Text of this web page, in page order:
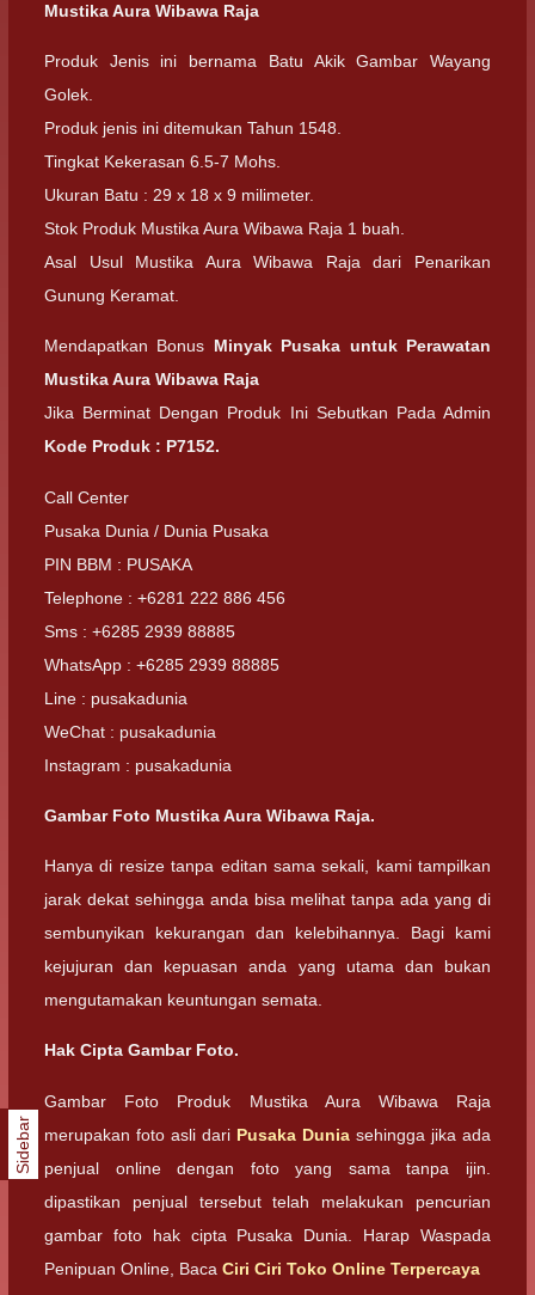
Mustika Aura Wibawa Raja
Produk Jenis ini bernama Batu Akik Gambar Wayang
Golek.
Produk jenis ini ditemukan Tahun 1548.
Tingkat Kekerasan 6.5-7 Mohs.
Ukuran Batu : 29 x 18 x 9 milimeter.
Stok Produk Mustika Aura Wibawa Raja 1 buah.
Asal Usul Mustika Aura Wibawa Raja dari Penarikan
Gunung Keramat.
Mendapatkan Bonus Minyak Pusaka untuk Perawatan
Mustika Aura Wibawa Raja
Jika Berminat Dengan Produk Ini Sebutkan Pada Admin
Kode Produk : P7152.
Call Center
Pusaka Dunia / Dunia Pusaka
PIN BBM : PUSAKA
Telephone : +6281 222 886 456
Sms : +6285 2939 88885
WhatsApp : +6285 2939 88885
Line : pusakadunia
WeChat : pusakadunia
Instagram : pusakadunia
Gambar Foto Mustika Aura Wibawa Raja.
Hanya di resize tanpa editan sama sekali, kami tampilkan
jarak dekat sehingga anda bisa melihat tanpa ada yang di
sembunyikan kekurangan dan kelebihannya. Bagi kami
kejujuran dan kepuasan anda yang utama dan bukan
mengutamakan keuntungan semata.
Hak Cipta Gambar Foto.
Gambar Foto Produk Mustika Aura Wibawa Raja
merupakan foto asli dari Pusaka Dunia sehingga jika ada
penjual online dengan foto yang sama tanpa ijin.
dipastikan penjual tersebut telah melakukan pencurian
gambar foto hak cipta Pusaka Dunia. Harap Waspada
Penipuan Online, Baca Ciri Ciri Toko Online Terpercaya
Sidebar